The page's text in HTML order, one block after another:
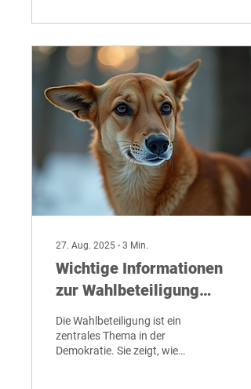
27. Aug. 2025 ∙ 3 Min.
Wichtige Informationen
zur Wahlbeteiligung
2026
Die Wahlbeteiligung ist ein
zentrales Thema in der
Demokratie. Sie zeigt, wie